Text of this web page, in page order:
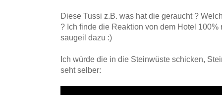
Diese Tussi z.B. was hat die geraucht ?
? Ich finde die Reaktion von dem Hotel 100%
saugeil dazu :)
Ich würde die in die Steinwüste schicken,
seht selber: